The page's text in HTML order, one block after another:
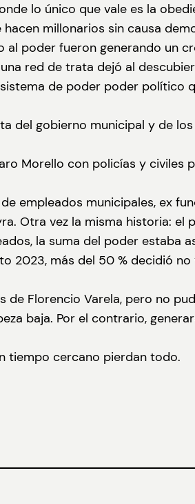
lo único que vale es la
millonarios sin causa
poder fueron generando un
red de trata dejó al
de poder poder político
del gobierno municipal y de
Morello con policías y
empleados municipales, ex
Otra vez la misma historia: el
la suma del poder estaba
2023, más del 50 % decidió
Florencio Varela, pero no
baja. Por el contrario,
tiempo cercano pierdan todo.